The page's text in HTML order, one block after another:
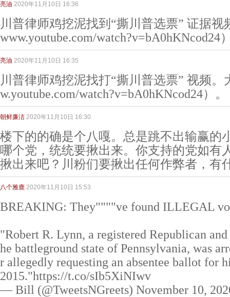
亮油 2020年11月10日 16:36
川普律师鸡挖泥找到“撕川普选票” 证据视
www.youtube.com/watch?v=bA0hKNcod24
亮油 2020年11月10日 16:35
川普律师鸡挖泥找打“撕川普选票” 视频。
w.youtube.com/watch?v=bA0hKNcod24）。
朝鲜廉洁 2020年11月10日 16:30
楼下的的确是个八嘎。总是跳不出输赢的
哪个党，统统要揪出来。你支持的党如有
揪出来吧？川粉们要揪出任何作弊者，有
八个雅鹿 2020年11月10日 15:53
BREAKING: They""""ve found ILLEGAL
"Robert R. Lynn, a registered Republican
he battleground state of Pennsylvania, was
r allegedly requesting an absentee ballot for
2015."https://t.co/sIb5XiNIwv
— Bill (@TweetsNGreets) November 10,